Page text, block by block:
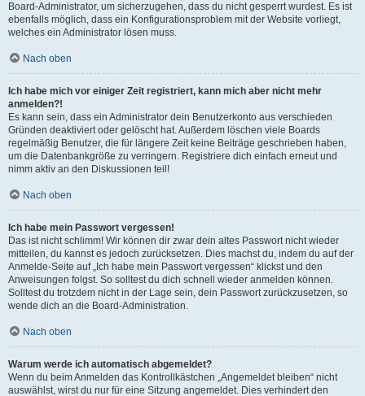
Board-Administrator, um sicherzugehen, dass du nicht gesperrt wurdest. Es ist
ebenfalls möglich, dass ein Konfigurationsproblem mit der Website vorliegt,
welches ein Administrator lösen muss.
Nach oben
Ich habe mich vor einiger Zeit registriert, kann mich aber nicht mehr
anmelden?!
Es kann sein, dass ein Administrator dein Benutzerkonto aus verschieden
Gründen deaktiviert oder gelöscht hat. Außerdem löschen viele Boards
regelmäßig Benutzer, die für längere Zeit keine Beiträge geschrieben haben,
um die Datenbankgröße zu verringern. Registriere dich einfach erneut und
nimm aktiv an den Diskussionen teil!
Nach oben
Ich habe mein Passwort vergessen!
Das ist nicht schlimm! Wir können dir zwar dein altes Passwort nicht wieder
mitteilen, du kannst es jedoch zurücksetzen. Dies machst du, indem du auf der
Anmelde-Seite auf „Ich habe mein Passwort vergessen“ klickst und den
Anweisungen folgst. So solltest du dich schnell wieder anmelden können.
Solltest du trotzdem nicht in der Lage sein, dein Passwort zurückzusetzen, so
wende dich an die Board-Administration.
Nach oben
Warum werde ich automatisch abgemeldet?
Wenn du beim Anmelden das Kontrollkästchen „Angemeldet bleiben“ nicht
auswählst, wirst du nur für eine Sitzung angemeldet. Dies verhindert den